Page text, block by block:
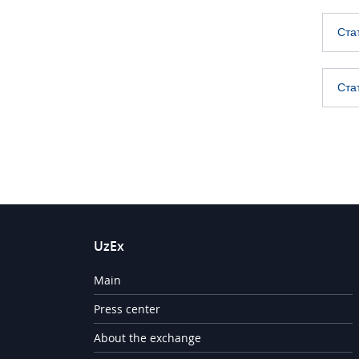
UzEx
Main
Press center
About the exchange